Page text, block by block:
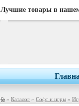
Лучшие товары в
» Каталог » Софт и игры »